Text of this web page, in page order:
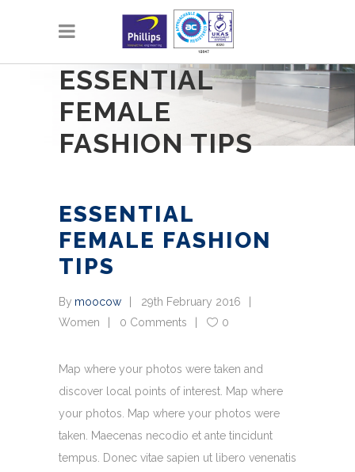
ESSENTIAL
FEMALE
FASHION TIPS
ESSENTIAL
FEMALE FASHION
TIPS
By moocow
29th February 2016
Women
0 Comments 0
Map where your photos were taken and
discover local points of interest. Map where
your photos. Map where your photos were
taken. Maecenas necodio et ante tincidunt
tempus. Donec vitae sapien ut libero venenatis